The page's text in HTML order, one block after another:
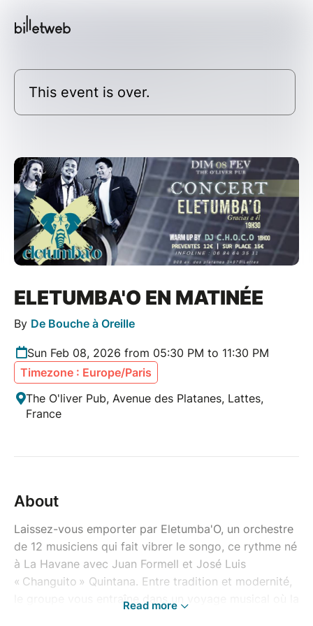
This event is over.
ELETUMBA'O EN MATINÉE
By De Bouche à Oreille
Sun Feb 08, 2026 from 05:30 PM to 11:30 PM
Timezone : Europe/Paris
The O'liver Pub, Avenue des Platanes, Lattes,
France
About
Laissez-vous emporter par Eletumba'O, un orchestre
de 12 musiciens qui fait vibrer le songo, ce rythme né
à La Havane avec Juan Formell et José Luis
« Changuito » Quintana. Entre tradition et modernité,
le groupe vous entraîne dans un voyage musical où la
Read more